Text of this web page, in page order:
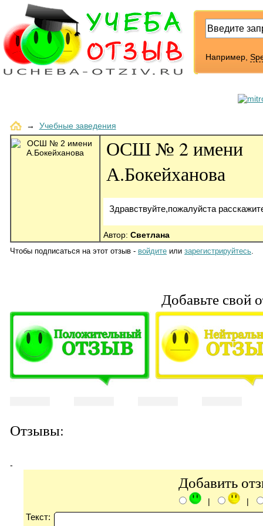
Например,
→ Учебные заведения
ОСШ № 2 имени
А.Бокейханова
Здравствуйте,пожалуйста
Автор: Светлана
Чтобы подписаться на этот отзыв - войдите или зарегистрируйтесь.
Добавьте свой
Отзывы:
-
Добавить
| |
Текст: